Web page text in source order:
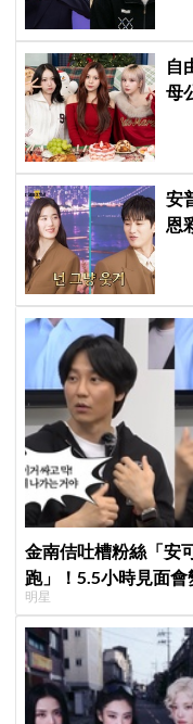
自
母
安
恩
金南佶吐槽粉絲「安
跑」！5.5小時見面
崩潰：以為完場竟還
明星